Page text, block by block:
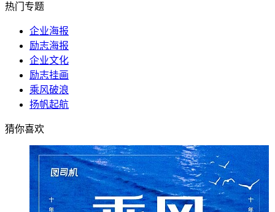
热门专题
企业海报
励志海报
企业文化
励志挂画
乘风破浪
扬帆起航
猜你喜欢